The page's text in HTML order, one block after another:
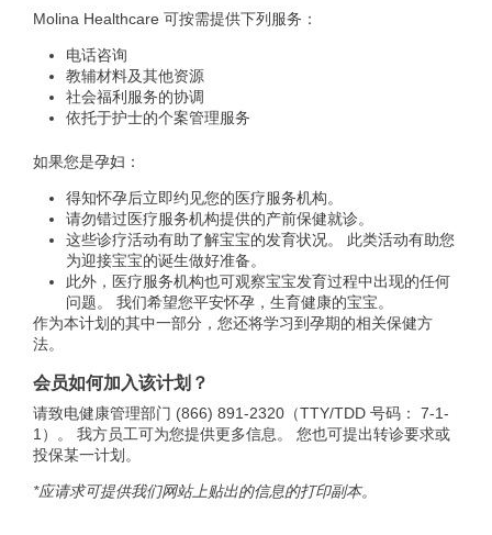
Molina Healthcare 可按需提供下列服务：
电话咨询
教辅材料及其他资源
社会福利服务的协调
依托于护士的个案管理服务
如果您是孕妇：
得知怀孕后立即约见您的医疗服务机构。
请勿错过医疗服务机构提供的产前保健就诊。
这些诊疗活动有助了解宝宝的发育状况。 此类活动有助您
为迎接宝宝的诞生做好准备。
此外，医疗服务机构也可观察宝宝发育过程中出现的任何
问题。 我们希望您平安怀孕，生育健康的宝宝。
作为本计划的其中一部分，您还将学习到孕期的相关保健方
法。
会员如何加入该计划？
请致电健康管理部门 (866) 891-2320（TTY/TDD 号码： 7-1-
1）。 我方员工可为您提供更多信息。 您也可提出转诊要求或
投保某一计划。
*应请求可提供我们网站上贴出的信息的打印副本。